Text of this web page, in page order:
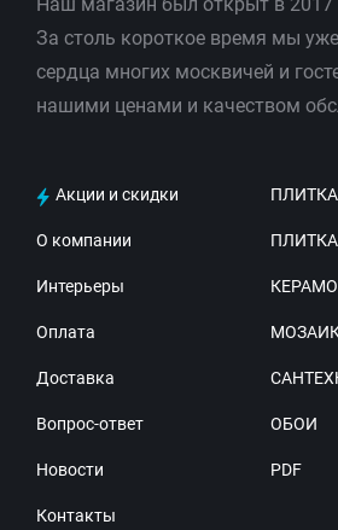
Наш магазин был открыт в 2017
За столь короткое время мы
сердца многих москвичей и
нашими ценами и качеством
Акции и скидки
О компании
Интерьеры
Оплата
Доставка
Вопрос-ответ
Новости
Контакты
ОБОИ
PDF